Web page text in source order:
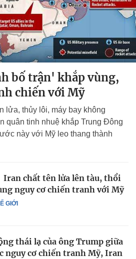
bố trận' khắp vùng,
chiến với Mỹ
lửa, thủy lôi, máy bay không
quân tinh nhuệ khắp Trung Đông
này với Mỹ leo thang thành
GIỚI
Iran chất tên lửa lên tàu, thổi
nguy cơ chiến tranh với Mỹ
thái lạ của ông Trump giữa
nguy cơ chiến tranh Mỹ, Iran